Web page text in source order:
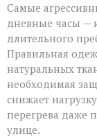
Самые
дневные часы —
длительного
Правильная
натуральных
необходимая
снижает
перегрева
улице.